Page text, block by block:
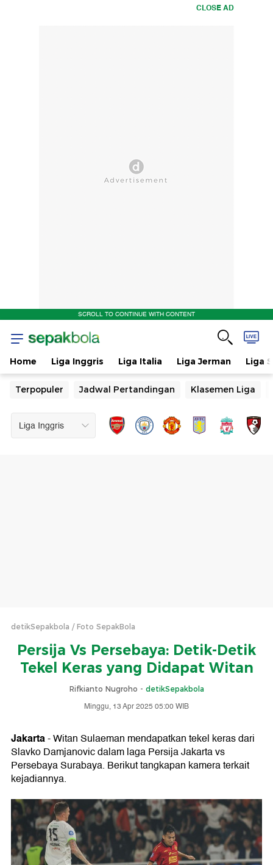
CLOSE AD
SCROLL TO CONTINUE WITH CONTENT
Home Liga Inggris Liga Italia Liga Jerman Liga
Terpopuler Jadwal Pertandingan Klasemen Liga
detikSepakbola Foto SepakBola
Persija Vs Persebaya: Detik-Detik
Tekel Keras yang Didapat Witan
Rifkianto Nugroho - detikSepakbola
Minggu, 13 Apr 2025 05:00 WIB
Jakarta- Witan Sulaeman mendapatkan tekel keras dari
Slavko Damjanovic dalam laga Persija Jakarta vs
Persebaya Surabaya. Berikut tangkapan kamera terkait
kejadiannya.